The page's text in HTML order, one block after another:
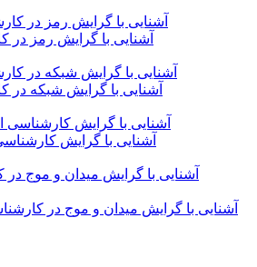
آشنایی با گرایش رمز
آشنایی با گرایش شبکه در
آشنایی با گرایش
آشنایی با گرایش میدان و موج در